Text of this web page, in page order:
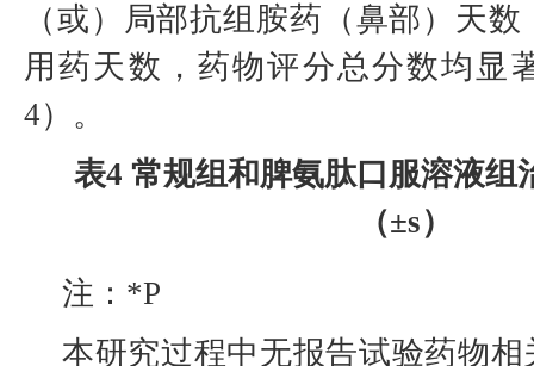
（或）局部抗组胺药（鼻部）天
用药天数，药物评分总分数均显
4）。
表4 常规组和脾氨肽口服溶液组
（±s）
注：*P
本研究过程中无报告试验药物